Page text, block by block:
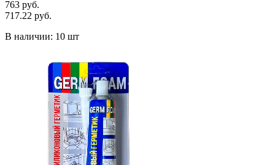
763 руб.
717.22 руб.
В наличии: 10 шт